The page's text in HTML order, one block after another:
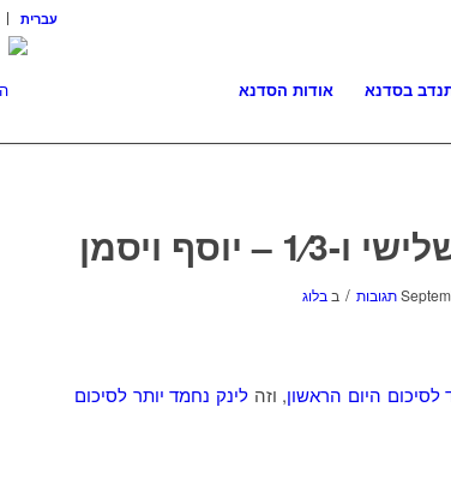
עברית
אודות הסדנא בסדנא
/ ב בלוג
לסיכום היום הראשון, וזה לינק נחמד יותר לסיכום